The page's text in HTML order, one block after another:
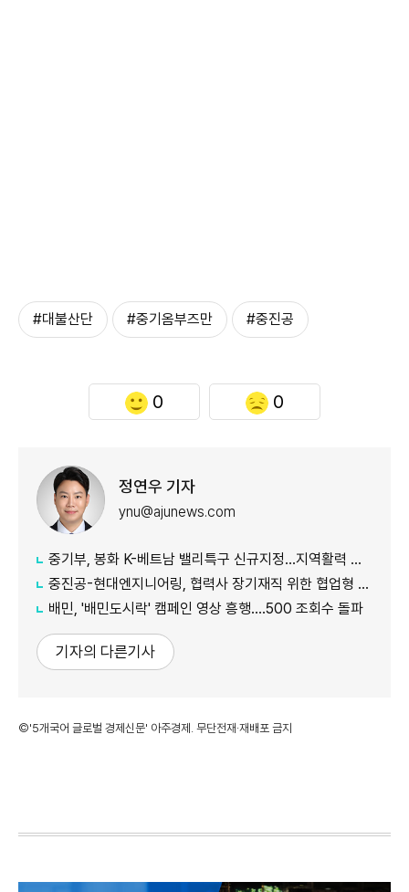
#대불산단 #중기옴부즈만 #중진공
0 0
정연우 기자
ynu@ajunews.com
중기부, 봉화 K-베트남 밸리특구 신규지정...지역활력 거점 조성
중진공-현대엔지니어링, 협력사 장기재직 위한 협업형 공제 추진
배민, '배민도시락' 캠페인 영상 흥행....500 조회수 돌파
기자의 다른기사
©'5개국어 글로벌 경제신문' 아주경제. 무단전재·재배포 금지